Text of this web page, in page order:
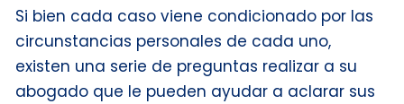
Si bien cada caso viene condicionado por las
circunstancias personales de cada uno,
existen una serie de preguntas realizar a su
abogado que le pueden ayudar a aclarar sus